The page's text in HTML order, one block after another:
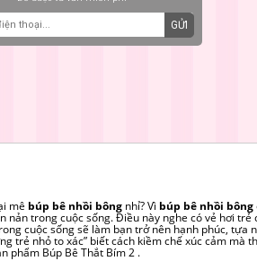
GỬI
mê búp bê nhồi bông nhỉ? Vì búp bê nhồi bông
nản trong cuộc sống. Điều này nghe có vẻ hơi trẻ
cuộc sống sẽ làm bạn trở nên hạnh phúc, tựa
trẻ nhỏ to xác” biết cách kiềm chế xúc cảm mà
phẩm Búp Bê Thắt Bím 2 .